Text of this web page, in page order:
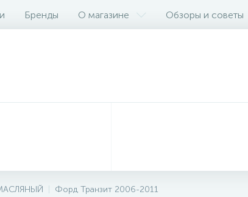
Бренды О магазине Обзоры и советы
Форд Транзит 2006-2011